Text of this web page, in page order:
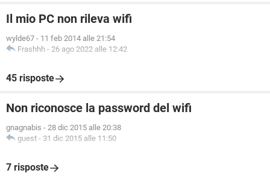
Il mio PC non rileva wifi
wylde67 - 11 feb 2014 alle 21:54
Frashhh - 26 ago 2022 alle 12:42
45 risposte
Non riconosce la password del wifi
gnagnabis - 28 dic 2015 alle 20:38
guest - 31 dic 2015 alle 11:50
7 risposte